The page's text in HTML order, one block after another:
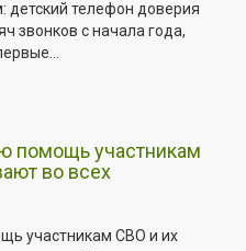
телефон доверия
звонков с начала года,
помощь участникам
во всех
участникам СВО и их